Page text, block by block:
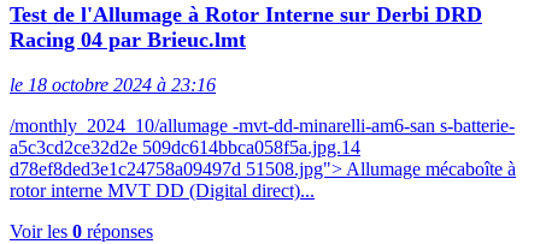
Test de l'Allumage à Rotor Interne sur Derbi DRD
Racing 04 par Brieuc.lmt
le 18 octobre 2024 à 23:16
/monthly_2024_10/allumage -mvt-dd-minarelli-am6-san s-batterie-
a5c3cd2ce32d2e 509dc614bbca058f5a.jpg.14
d78ef8ded3e1c24758a09497d 51508.jpg"> Allumage mécaboîte à
rotor interne MVT DD (Digital direct)...
Voir les 0 réponses